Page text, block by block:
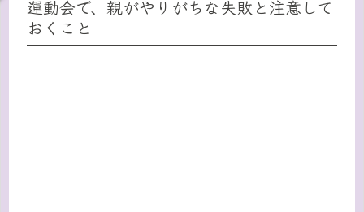
運動会で、親がやりがちな失敗と注意して
おくこと